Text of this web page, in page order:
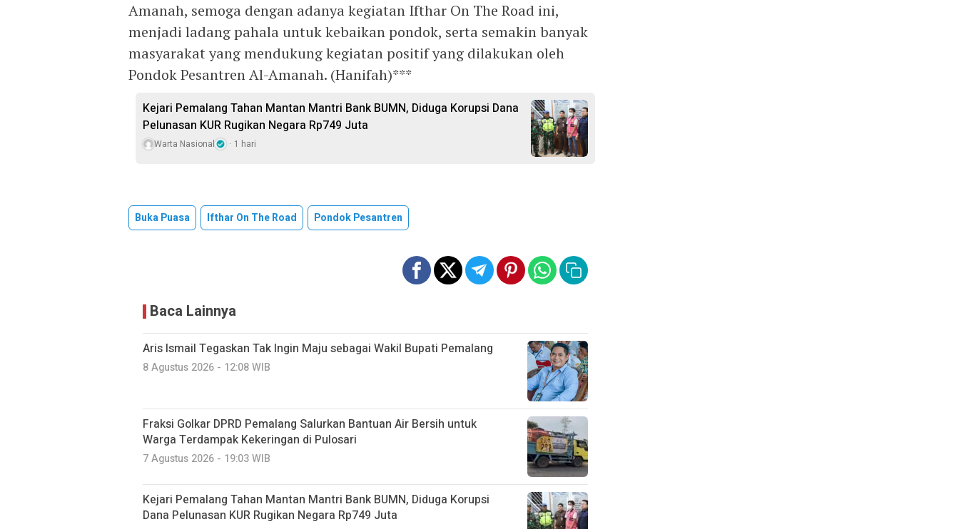
Amanah, semoga dengan adanya kegiatan Ifthar On The Road ini,
menjadi ladang pahala untuk kebaikan pondok, serta semakin banyak
masyarakat yang mendukung kegiatan positif yang dilakukan oleh
Pondok Pesantren Al-Amanah. (Hanifah)***
Kejari Pemalang Tahan Mantan Mantri Bank BUMN, Diduga Korupsi Dana
Pelunasan KUR Rugikan Negara Rp749 Juta
Warta Nasional 1 hari
Buka Puasa Ifthar On The Road Pondok Pesantren
Baca Lainnya
Aris Ismail Tegaskan Tak Ingin Maju sebagai Wakil Bupati Pemalang
8 Agustus 2026 - 12:08 WIB
Fraksi Golkar DPRD Pemalang Salurkan Bantuan Air Bersih untuk
Warga Terdampak Kekeringan di Pulosari
7 Agustus 2026 - 19:03 WIB
Kejari Pemalang Tahan Mantan Mantri Bank BUMN, Diduga Korupsi
Dana Pelunasan KUR Rugikan Negara Rp749 Juta